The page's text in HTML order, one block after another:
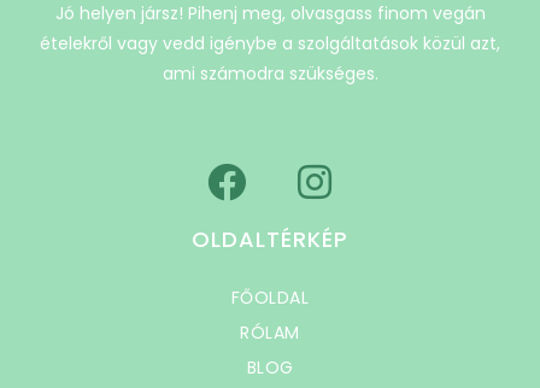
Jó helyen jársz! Pihenj meg, olvasgass finom vegán
ételekről vagy vedd igénybe a szolgáltatások közül azt,
ami számodra szükséges.
OLDALTÉRKÉP
FŐOLDAL
RÓLAM
BLOG